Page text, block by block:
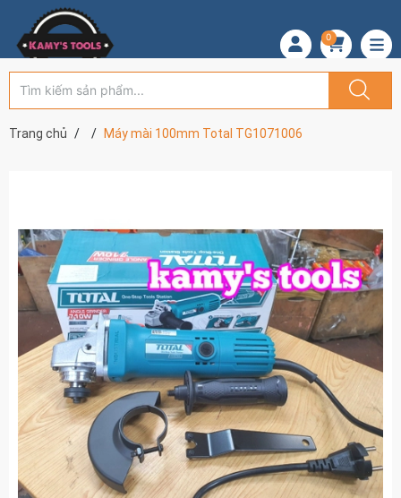
0
Trang chủ Máy mài 100mm Total TG1071006